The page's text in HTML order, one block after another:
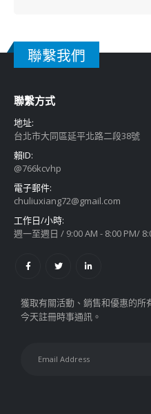
聯繫我們
聯繫方式
地址:
台北市大同區延平北路二段38號
賴ID:
@766kcvhp
電子郵件:
chuliuxiang72@gmail.com
工作日/小時:
週一至週日 / 9:00 AM - 8:00 PM/
獲取有關活動、銷售和優惠的所
今天註冊時事通訊。